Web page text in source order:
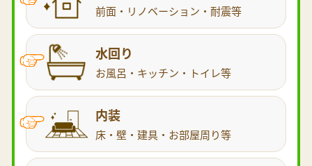
前面・リノベーション・耐震等
水回り
お風呂・キッチン・トイレ等
内装
床・壁・建具・お部屋周り等